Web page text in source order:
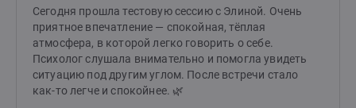
Сегодня прошла тестовую сессию с Элиной. Очень
приятное впечатление — спокойная, тёплая
атмосфера, в которой легко говорить о себе.
Психолог слушала внимательно и помогла увидеть
ситуацию под другим углом. После встречи стало
как-то легче и спокойнее. 🌿